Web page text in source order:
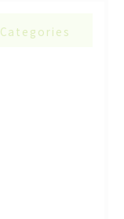
Categories